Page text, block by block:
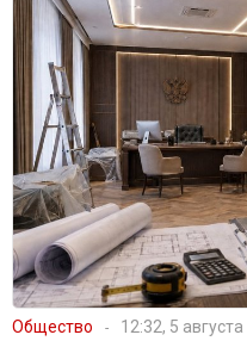
Общество 12:32, 5 августа